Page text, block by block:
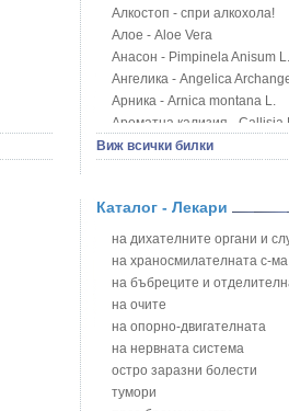
Алкостоп - спри алкохола!
Алое - Aloe Vera
Анасон - Pimpinela Anisum L.
Ангелика - Angelica
Арника - Arnica montana L.
Ароматна кализия - Callisia
Арония - Sorbus melanocorpa
Блатен аир - Acorus
Блатен тъжник - Spirea
Блян
Бобови шушулки - Phaseolus
Божур - Paeonia Decora
Борови връхчета - Pinus
Босилек - Ocimum Basillicum
Брей - Tamus Communis
Брош - Rubia tinctorum L.
Бръшлян - Hedera helix L.
Виж всички билки
Каталог - Лекари
на дихателните органи и
на храносмилателната с-ма
на бъбреците и
на очите
на опорно-двигателната
на нервната система
остро заразни болести
тумори